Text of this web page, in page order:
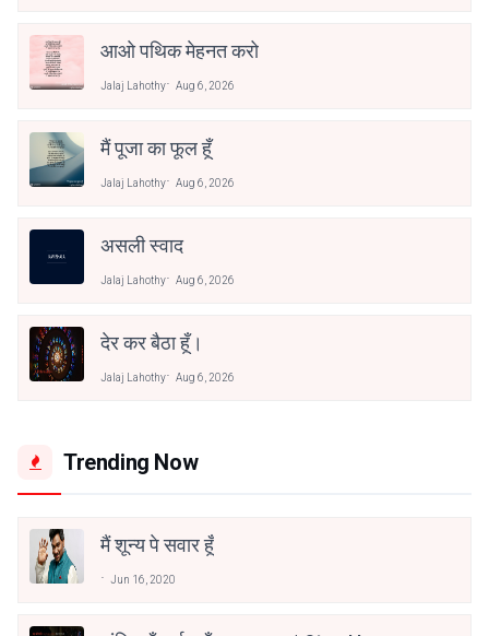
आओ पथिक मेहनत करो
Jalaj Lahothy Aug 6, 2026
मैं पूजा का फूल हूँ
Jalaj Lahothy Aug 6, 2026
असली स्वाद
Jalaj Lahothy Aug 6, 2026
देर कर बैठा हूँ।
Jalaj Lahothy Aug 6, 2026
Trending Now
मैं शून्य पे सवार हूँ
Jun 16, 2020